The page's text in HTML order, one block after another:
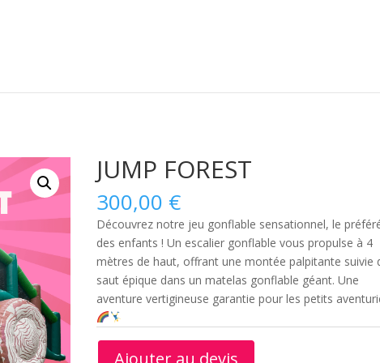
JUMP FOREST
300,00 €
Découvrez notre jeu gonflable sensationnel, le
des enfants ! Un escalier gonflable vous propulse à 4
mètres de haut, offrant une montée palpitante suivie
saut épique dans un matelas gonflable géant. Une
aventure vertigineuse garantie pour les petits
Ajouter au devis